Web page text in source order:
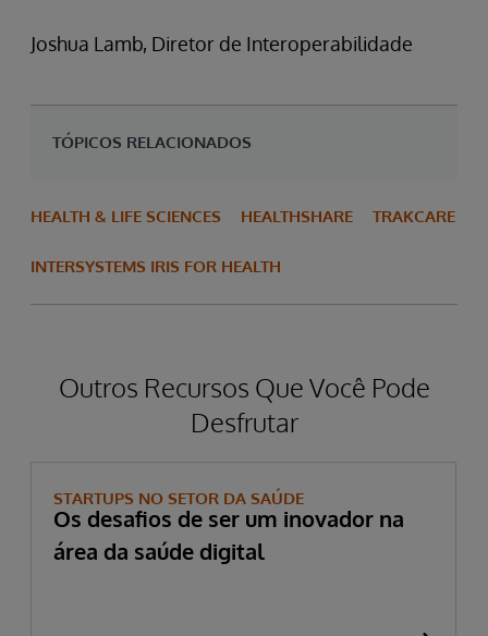
Joshua Lamb, Diretor de Interoperabilidade
TÓPICOS RELACIONADOS
HEALTH & LIFE SCIENCES HEALTHSHARE TRAKCARE
INTERSYSTEMS IRIS FOR HEALTH
Outros Recursos Que Você Pode
Desfrutar
STARTUPS NO SETOR DA SAÚDE
Os desafios de ser um inovador na
área da saúde digital